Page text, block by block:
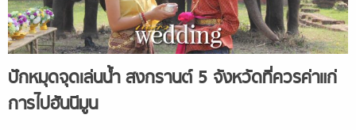
ปักหมุดจุดเล่นน้ำ สงกรานต์ 5 จังหวัดที่ควรค่าแก่
การไปฮันนีมูน